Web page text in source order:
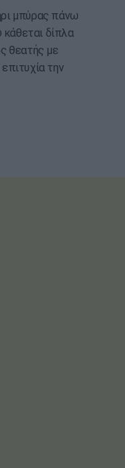
μπύρας πάνω
δίπλα
θεατής με
την